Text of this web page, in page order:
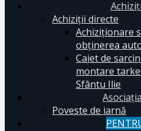
Achiziții directe
Achiziționare
obținerea
Caiet de
montare
Sfântu Ilie
Poveste de iarnă